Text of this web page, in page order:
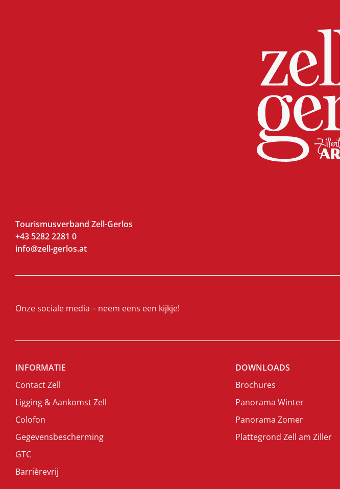
Tourismusverband Zell-Gerlos
+43 5282 2281 0
info@zell-gerlos.at
Onze sociale media – neem eens een kijkje!
INFORMATIE
Contact Zell
Ligging & Aankomst Zell
Colofon
Gegevensbescherming
GTC
Barrièrevrij
DOWNLOADS
Brochures
Panorama Winter
Panorama Zomer
Plattegrond Zell am Ziller